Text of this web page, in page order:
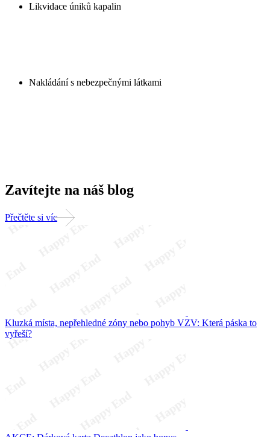
Likvidace úniků kapalin
Nakládání s nebezpečnými látkami
Zavítejte na náš blog
Přečtěte si víc
Kluzká místa, nepřehledné zóny nebo pohyb VZV: Která páska to
vyřeší?